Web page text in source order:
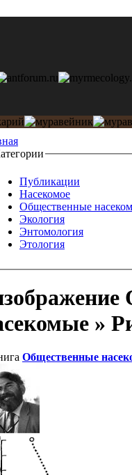
Публикации
Насекомое
Общественные
Экология
Энтомология
Этология
»
Общественные